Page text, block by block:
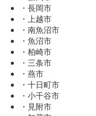
・長岡市
・上越市
・南魚沼市
・魚沼市
・柏崎市
・三条市
・燕市
・十日町市
・小千谷市
・見附市